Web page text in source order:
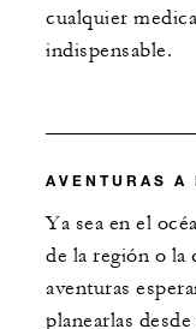
cualquier
indispensable.
AVENTURAS A
Ya sea en el
de la región o la
aventuras
planearlas